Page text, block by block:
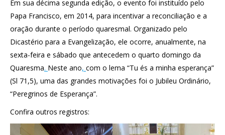
Em sua décima segunda edição, o evento foi instituído pelo
Papa Francisco, em 2014, para incentivar a reconciliação e a
oração durante o período quaresmal. Organizado pelo
Dicastério para a Evangelização, ele ocorre, anualmente, na
sexta-feira e sábado que antecedem o quarto domingo da
Quaresma. Neste ano, com o lema “Tu és a minha esperança”
(Sl 71,5), uma das grandes motivações foi o Jubileu Ordinário,
“Peregrinos de Esperança”.
Confira outros registros: